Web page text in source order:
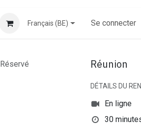
Français (BE) Se connecter
Réservé Réunion
DÉTAILS DU
En ligne
30